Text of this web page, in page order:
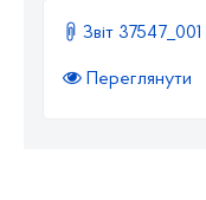
Звіт 37547_001
Переглянути